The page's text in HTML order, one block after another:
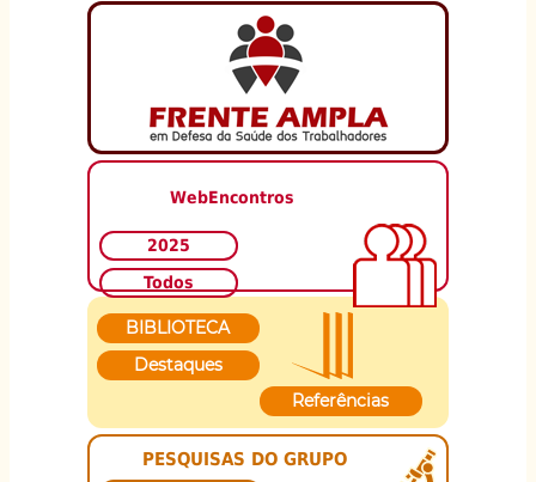
WebEncontros
2025
Todos
BIBLIOTECA
Destaques
Referências
PESQUISAS DO GRUPO